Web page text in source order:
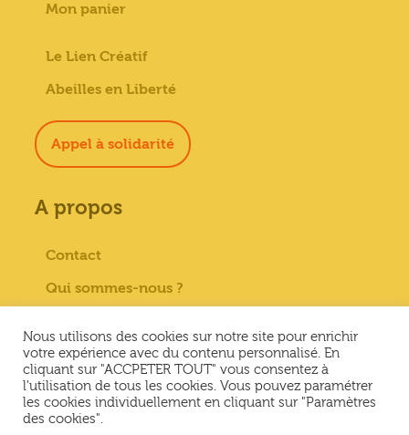
Mon panier
Le Lien Créatif
Abeilles en Liberté
Appel à solidarité
A propos
Contact
Qui sommes-nous ?
Mentions Légales
Conditions générales de vente
Conditions Générales d’Utilisation &
Nous utilisons des cookies sur notre site pour enrichir
votre expérience avec du contenu personnalisé. En
cliquant sur "ACCPETER TOUT" vous consentez à
l'utilisation de tous les cookies. Vous pouvez paramétrer
les cookies individuellement en cliquant sur "Paramètres
des cookies".